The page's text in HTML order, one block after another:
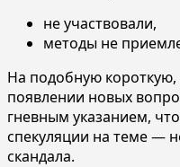
не участвовали,
методы не
На подобную
появлении новых
гневным указанием,
спекуляции на теме —
скандала.